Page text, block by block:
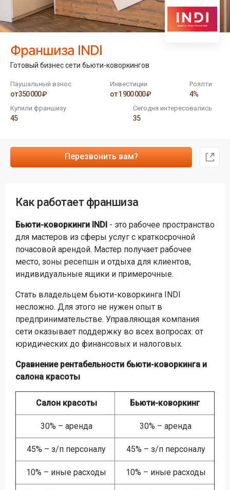
Франшиза INDI
Готовый бизнес сети бьюти-коворкингов
Паушальный взнос
от 350 000 ₽
Инвестиции
от 1 900 000 ₽
Роялти
4%
Купили франшизу
45
Сегодня интересовались
35
Перезвонить вам?
Как работает франшиза
Бьюти-коворкинги INDI - это рабочее пространство
для мастеров из сферы услуг с краткосрочной
почасовой арендой. Мастер получает рабочее
место, зоны ресепшн и отдыха для клиентов,
индивидуальные ящики и примерочные.
Стать владельцем бьюти-коворкинга INDI
несложно. Для этого не нужен опыт в
предпринимательстве. Управляющая компания
сети оказывает поддержку во всех вопросах: от
юридических до финансовых и налоговых.
Сравнение рентабельности бьюти-коворкинга и
салона красоты
Салон красоты Бьюти-коворкинг
30% – аренда 30% – аренда
45% – з/п персоналу 45% – з/п персоналу
10% – иные расходы 10% – иные расходы